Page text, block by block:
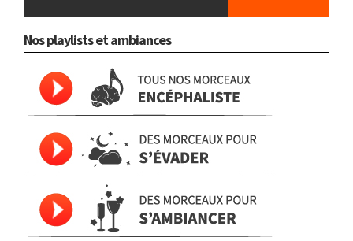
Nos playlists et ambiances